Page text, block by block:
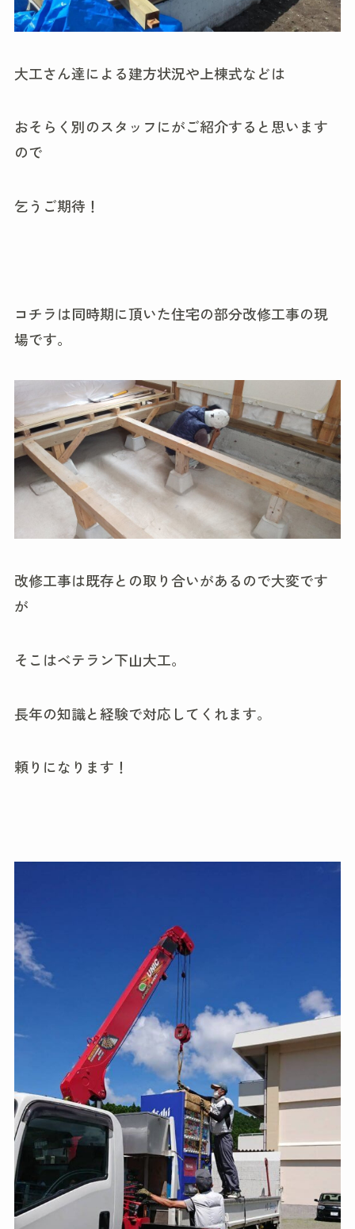
大工さん達による建方状況や上棟式などは
おそらく別のスタッフにがご紹介すると思います
ので
乞うご期待！
コチラは同時期に頂いた住宅の部分改修工事の現
場です。
改修工事は既存との取り合いがあるので大変です
が
そこはベテラン下山大工。
長年の知識と経験で対応してくれます。
頼りになります！